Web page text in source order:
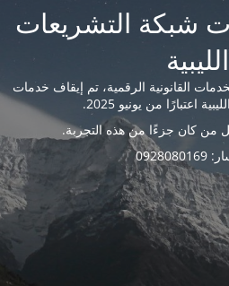
شبكة التشريعات
القانونية الرقمية، تم إيقاف خدمات
اعتبارًا من يونيو 2025.
من كان جزءًا من هذه التجربة.